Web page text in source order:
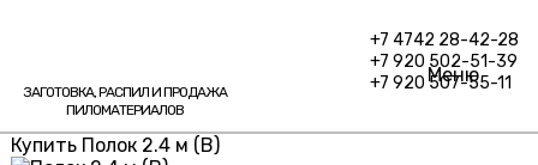
ЗАГОТОВКА, РАСПИЛ И ПРОДАЖА
ПИЛОМАТЕРИАЛОВ
+7 4742 28-42-28
+7 920 502-51-39
+7 920 507-55-11
Меню
Купить Полок 2.4 м (В)